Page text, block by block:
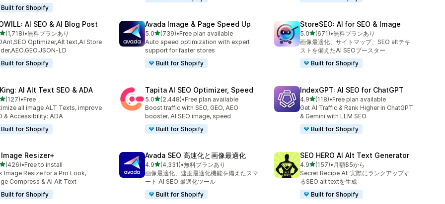
Built for Shopify
AI SEO & AI Blog Post
つ星中
(1,718)
レビュー数：1718件
•無料プランあり
Optimizer,Alt text,AI Store
LD
Built for Shopify
Avada Image & Page Speed Up
5.05つ星中
(739)
合計レビュー数：739件
•Free plan available
Auto speed optimization with expert
support for faster stores
Built for Shopify
StoreSEO: AI for SEO & Image
5.05つ星中
(671)
合計レビュー数：671件
•無料プランあり
画像最適化、サイトマップ、SEO altテキ
ストを備えたAI SEOブースター
Built for Shopify
AI Alt Text SEO & ADA
つ星中
(127)
ビュー数：127件
•Free
all image ALT Texts, improve
& Accessibility: ADA
Built for Shopify
Tapita AI SEO Optimizer, Speed
5.05つ星中
(2,448)
合計レビュー数：2448件
•Free plan available
Boost traffic with SEO, GEO, AEO
booster, AI SEO image, speed
Built for Shopify
IndexGPT: AI SEO for ChatGPT
4.95つ星中
(118)
合計レビュー数：118件
•Free plan available
Get AI Traffic & Rank Higher in ChatGPT
& Gemini with LLM SEO
Built for Shopify
Image Resizer+
つ星中
(426)
レビュー数：426件
•Free to install
Image Resize for a Pro Look,
Compress & AI Alt Text
Built for Shopify
Avada SEO 高速化と画像最適化
4.95つ星中
(4,331)
合計レビュー数：4331件
•無料プランあり
画像最適化、速度最適化機能を備えたスマ
ート AI SEO 最適化ツール
Built for Shopify
SEO HERO AI Alt Text Generator
4.95つ星中
(157)
合計レビュー数：157件
• 月額$5から
Secret Recipe AI: 実際にランクアップす
るSEO alt textを生成
Built for Shopify